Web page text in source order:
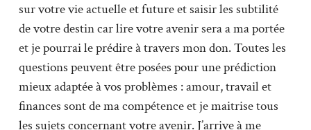
sur votre vie actuelle et future et saisir les subtilité
de votre destin car lire votre avenir sera a ma portée
et je pourrai le prédire à travers mon don. Toutes les
questions peuvent être posées pour une prédiction
mieux adaptée à vos problèmes : amour, travail et
finances sont de ma compétence et je maitrise tous
les sujets concernant votre avenir. J’arrive à me